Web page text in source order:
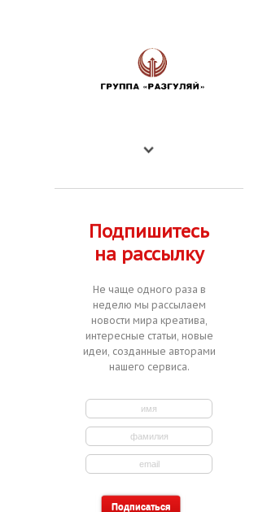
Подпишитесь
на рассылку
Не чаще одного раза в
неделю мы рассылаем
новости мира креатива,
интересные статьи, новые
идеи, созданные авторами
нашего сервиса.